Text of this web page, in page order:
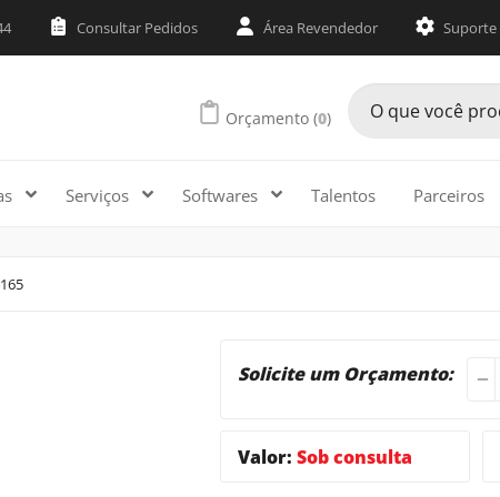
Consultar Pedidos Área Revendedor Suporte
Orçamento (0)
Serviços Softwares Talentos Parceiros
Solicite um Orçamento:
Valor: Sob consulta